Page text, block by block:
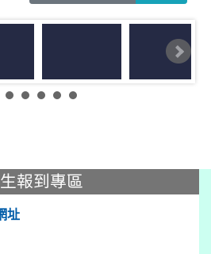
報到專區
址